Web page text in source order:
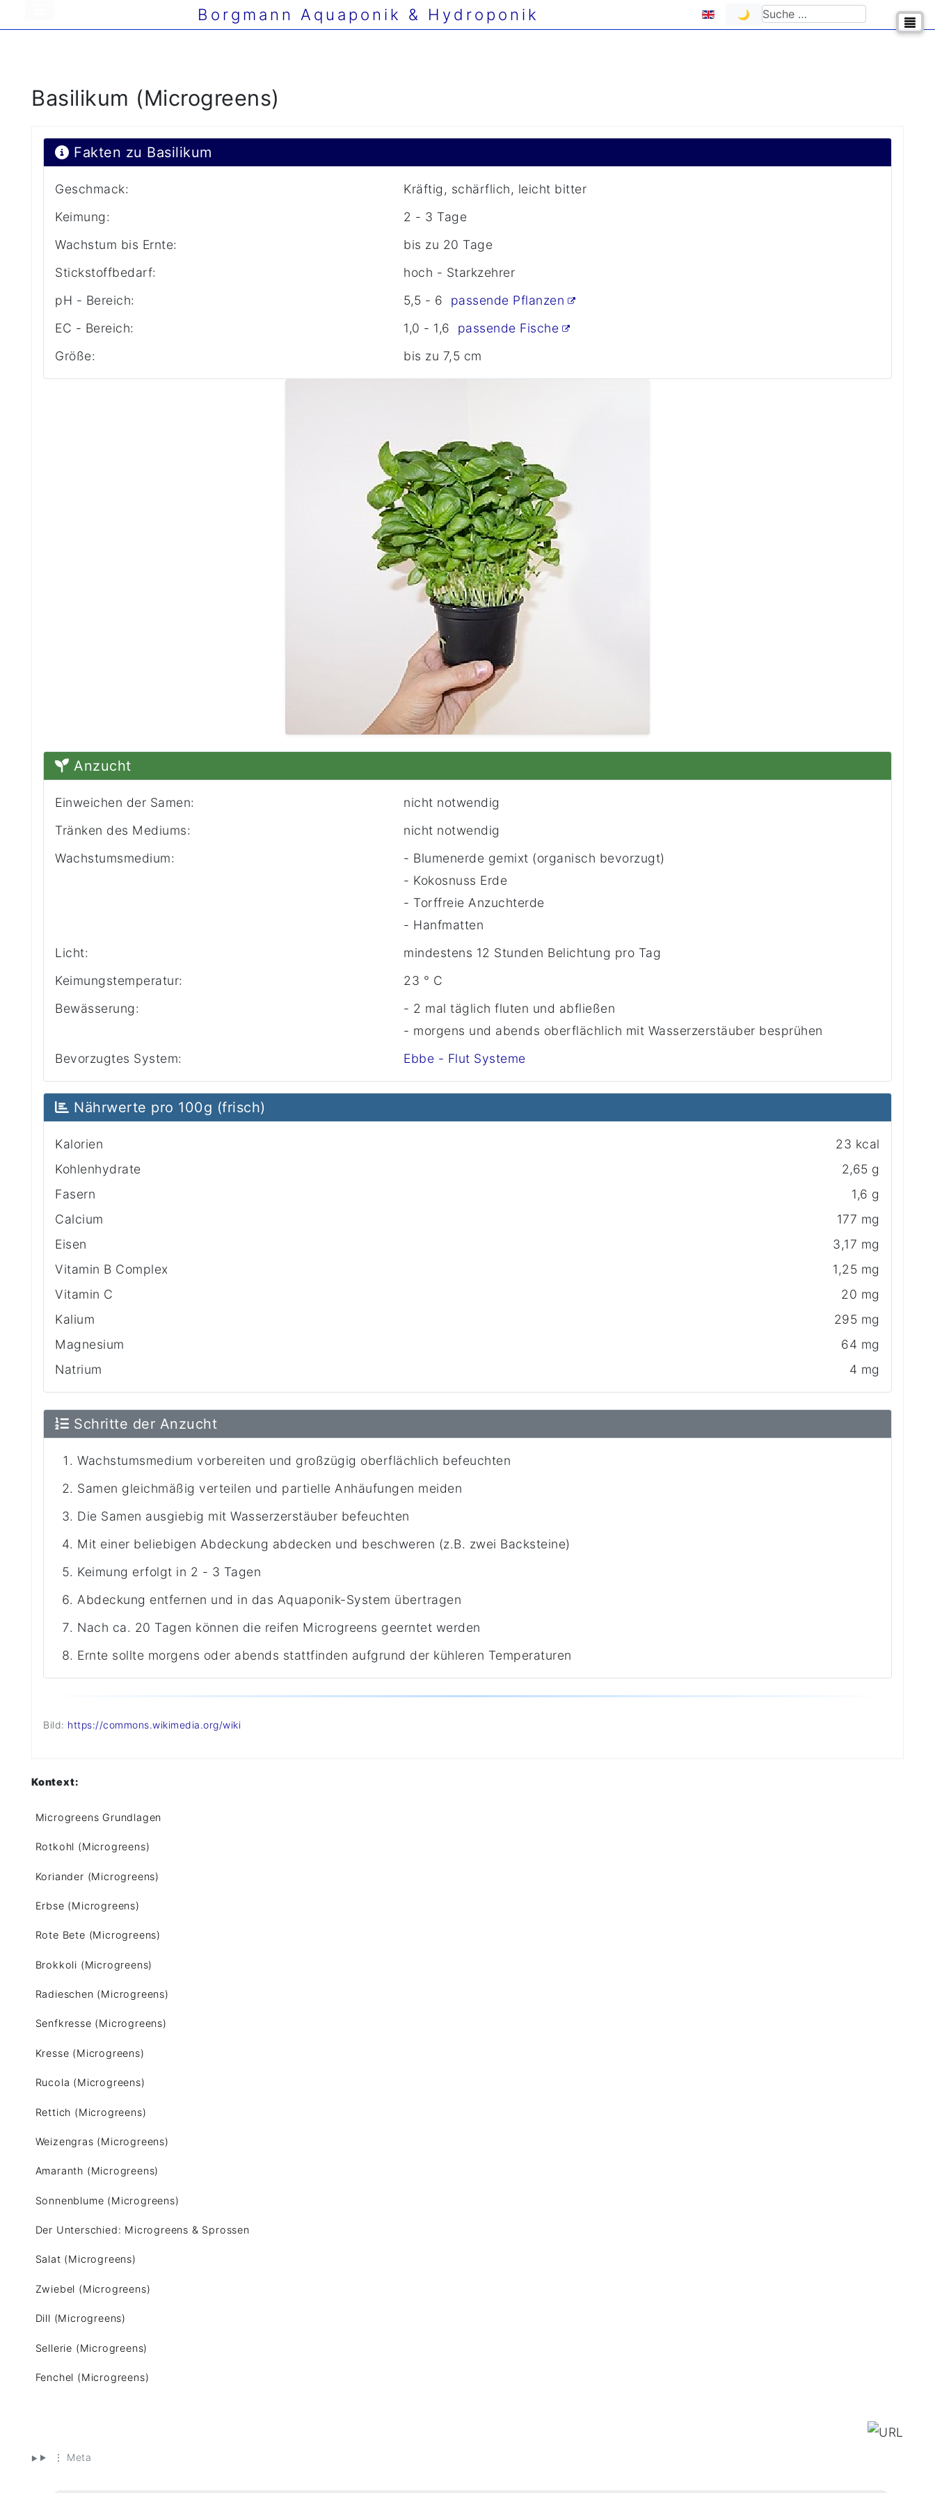
Borgmann Aquaponik & Hydroponik Sprache auswählen
🌙 Suchen
Basilikum (Microgreens)
Fakten zu Basilikum
Geschmack:
Kräftig, schärflich, leicht bitter
Keimung:
2 - 3 Tage
Wachstum bis Ernte:
bis zu 20 Tage
Stickstoffbedarf:
hoch - Starkzehrer
pH - Bereich:
5,5 - 6 passende Pflanzen
EC - Bereich:
1,0 - 1,6 passende Fische
Größe:
bis zu 7,5 cm
Anzucht
Einweichen der Samen:
nicht notwendig
Tränken des Mediums:
nicht notwendig
Wachstumsmedium:
- Blumenerde gemixt (organisch bevorzugt)
- Kokosnuss Erde
- Torffreie Anzuchterde
- Hanfmatten
Licht:
mindestens 12 Stunden Belichtung pro Tag
Keimungstemperatur:
23 ° C
Bewässerung:
- 2 mal täglich fluten und abfließen
- morgens und abends oberflächlich mit Wasserzerstäuber besprühen
Bevorzugtes System:
Ebbe - Flut Systeme
Nährwerte pro 100g (frisch)
Kalorien
23 kcal
Kohlenhydrate
2,65 g
Fasern
1,6 g
Calcium
177 mg
Eisen
3,17 mg
Vitamin B Complex
1,25 mg
Vitamin C
20 mg
Kalium
295 mg
Magnesium
64 mg
Natrium
4 mg
Schritte der Anzucht
Wachstumsmedium vorbereiten und großzügig oberflächlich befeuchten
Samen gleichmäßig verteilen und partielle Anhäufungen meiden
Die Samen ausgiebig mit Wasserzerstäuber befeuchten
Mit einer beliebigen Abdeckung abdecken und beschweren (z.B. zwei Backsteine)
Keimung erfolgt in 2 - 3 Tagen
Abdeckung entfernen und in das Aquaponik-System übertragen
Nach ca. 20 Tagen können die reifen Microgreens geerntet werden
Ernte sollte morgens oder abends stattfinden aufgrund der kühleren Temperaturen
Bild: https://commons.wikimedia.org/wiki
Kontext:
Microgreens Grundlagen
Rotkohl (Microgreens)
Koriander (Microgreens)
Erbse (Microgreens)
Rote Bete (Microgreens)
Brokkoli (Microgreens)
Radieschen (Microgreens)
Senfkresse (Microgreens)
Kresse (Microgreens)
Rucola (Microgreens)
Rettich (Microgreens)
Weizengras (Microgreens)
Amaranth (Microgreens)
Sonnenblume (Microgreens)
Der Unterschied: Microgreens & Sprossen
Salat (Microgreens)
Zwiebel (Microgreens)
Dill (Microgreens)
Sellerie (Microgreens)
Fenchel (Microgreens)
⋮ Meta